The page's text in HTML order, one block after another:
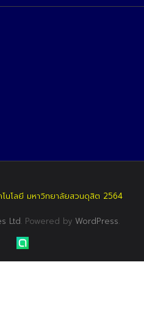
โนโลยี มหาวิทยาลัยสวนดุสิต 2564
Ltd. Powered by WordPress.